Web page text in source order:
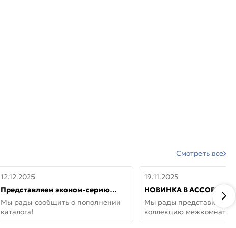
Смотреть все
12.12.2025
Представляем эконом-серию
дверей от бренда Portika, где цена
не значит «просто»
Мы рады сообщить о пополнении
каталога!
19.11.2025
НОВИНКА В
ДВЕРИ GLOSSMAT —
НЕОКЛАССИКА И УЮТ
Мы рады представить
коллекцию
GlossMat